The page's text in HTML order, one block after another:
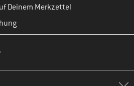
Deinem Merkzettel